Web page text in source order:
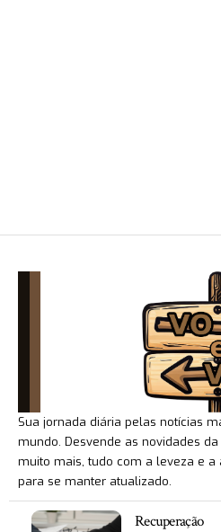
Sua jornada diária pelas notícias
mundo. Desvende as novidades
muito mais, tudo com a leveza e a
para se manter atualizado.
Recuperação